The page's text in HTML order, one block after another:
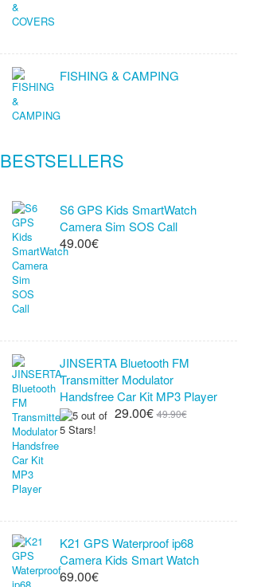
FISHING & CAMPING
BESTSELLERS
S6 GPS Kids SmartWatch
Camera Sim SOS Call
49.00€
JINSERTA Bluetooth FM
Transmitter Modulator
Handsfree Car Kit MP3 Player
29.00€ 49.90€
K21 GPS Waterproof ip68
Camera Kids Smart Watch
69.00€